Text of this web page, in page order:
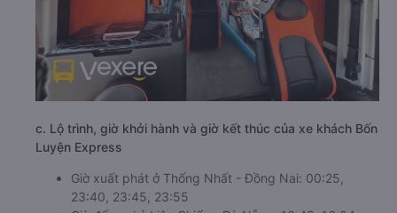
c. Lộ trình, giờ khởi hành và giờ kết thúc của xe khách Bốn
Luyện Express
Giờ xuất phát ở Thống Nhất - Đồng Nai: 00:25,
23:40, 23:45, 23:55